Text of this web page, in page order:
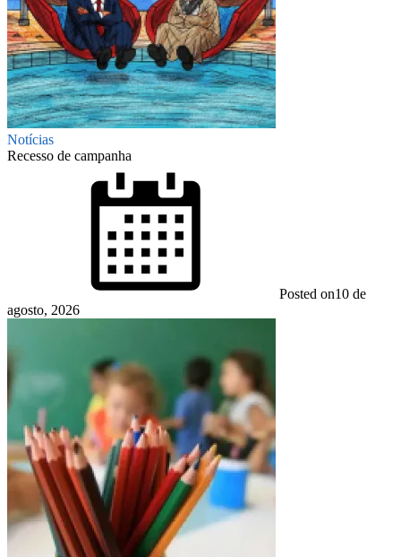
Notícias
Recesso de campanha
Posted on10 de
agosto, 2026